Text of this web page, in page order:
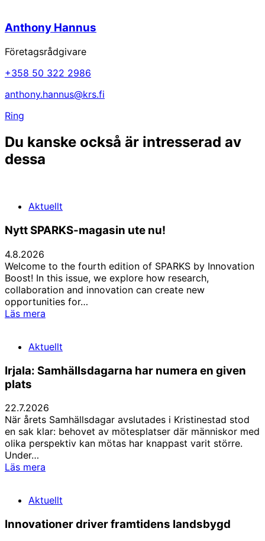
Anthony Hannus
Företagsrådgivare
+358 50 322 2986
anthony.hannus@krs.fi
Ring
Du kanske också är intresserad av
dessa
Aktuellt
Nytt SPARKS-magasin ute nu!
4.8.2026
Welcome to the fourth edition of SPARKS by Innovation
Boost! In this issue, we explore how research,
collaboration and innovation can create new
opportunities for…
Läs mera
ute
Aktuellt
Irjala: Samhällsdagarna har numera en given
plats
22.7.2026
När årets Samhällsdagar avslutades i Kristinestad stod
en sak klar: behovet av mötesplatser där människor med
olika perspektiv kan mötas har knappast varit större.
Under…
Läs mera
numera
given
Aktuellt
Innovationer driver framtidens landsbygd